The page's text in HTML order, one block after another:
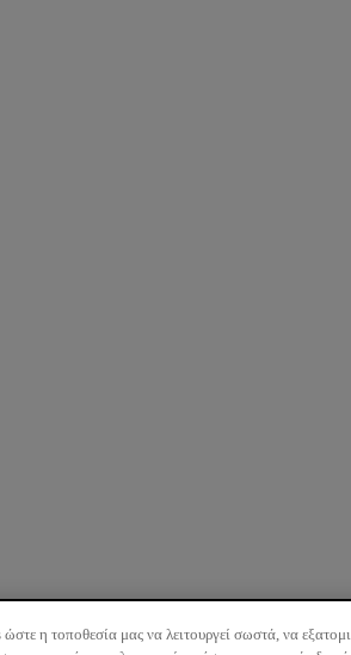
η τοποθεσία μας να λειτουργεί σωστά, να